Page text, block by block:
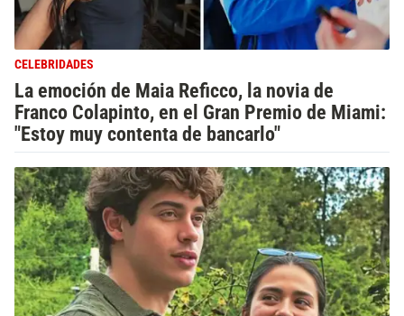
CELEBRIDADES
La emoción de Maia Reficco, la novia de
Franco Colapinto, en el Gran Premio de Miami:
"Estoy muy contenta de bancarlo"